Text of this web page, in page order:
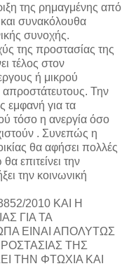
της ρημαγμένης από
και συνακόλουθα
συνοχής.
της προστασίας της
τέλος στον
ή μικρού
απροστάτευτους. Την
εμφανή για τα
τόσο η ανεργία όσο
. Συνεπώς η
θα αφήσει πολλές
επιτείνει την
την κοινωνική
2010 ΚΑΙ Η
ΓΙΑ ΤΑ
ΕΙΝΑΙ ΑΠΟΛΥΤΩΣ
ΤΗΣ
ΤΗΝ ΦΤΩΧΙΑ ΚΑΙ